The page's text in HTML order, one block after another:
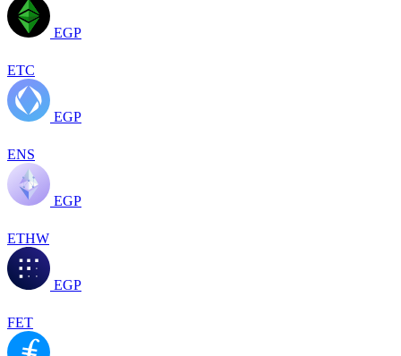
EGP
ETC
EGP
ENS
EGP
ETHW
EGP
FET